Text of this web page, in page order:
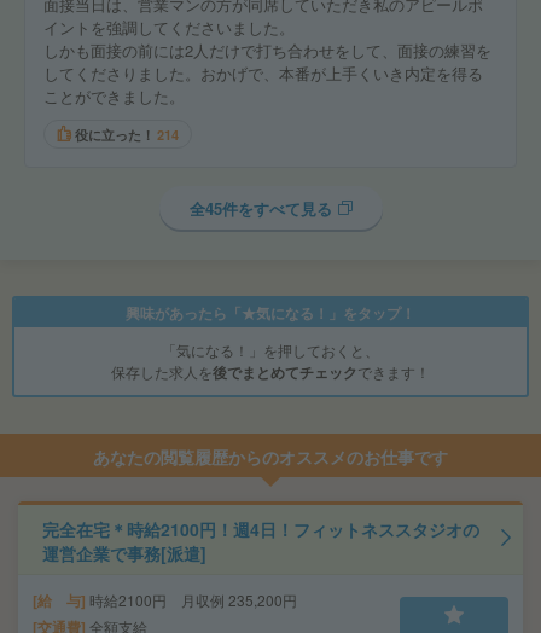
イントを強調してくださいました。
しかも面接の前には2人だけで打ち合わせをして、面接の練習を
してくださりました。おかげで、本番が上手くいき内定を得る
ことができました。
役に立った！ 214
全45件をすべて見る
興味があったら「★気になる！」をタップ！
「気になる！」を押しておくと、
保存した求人を後でまとめてチェックできます！
あなたの閲覧履歴からのオススメのお仕事です
完全在宅＊時給2100円！週4日！フィットネススタジオの
運営企業で事務[派遣]
給 与 時給2100円 月収例 235,200円
交通費 全額支給